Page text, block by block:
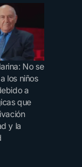
No se
los niños
a
que
y la